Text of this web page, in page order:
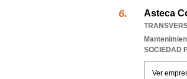
Asteca
SOCIEDAD
Ver